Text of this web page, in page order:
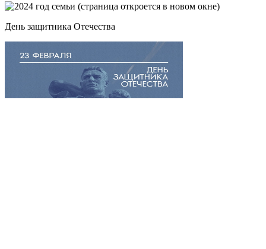
День защитника Отечества